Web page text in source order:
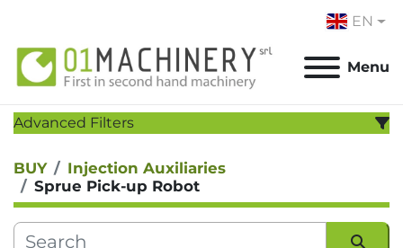
EN
Menu
Advanced Filters
CATEGORY:
BUY
Injection Auxiliaries
Sprue Pick-up Robot